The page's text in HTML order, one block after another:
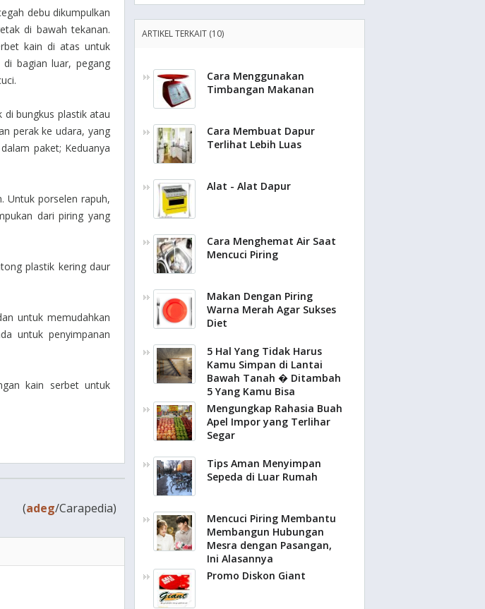
debu dikumpulkan
di bawah tekanan.
kain di atas untuk
bagian luar, pegang
di bungkus plastik atau
perak ke udara, yang
paket; Keduanya
Untuk porselen rapuh,
dari piring yang
plastik kering daur
untuk memudahkan
untuk penyimpanan
kain serbet untuk
(adeg/Carapedia)
ARTIKEL TERKAIT (10)
Cara Menggunakan
Timbangan Makanan
Cara Membuat Dapur
Terlihat Lebih Luas
Alat - Alat Dapur
Cara Menghemat Air Saat
Mencuci Piring
Makan Dengan Piring
Warna Merah Agar Sukses
Diet
5 Hal Yang Tidak Harus
Kamu Simpan di Lantai
Bawah Tanah � Ditambah
5 Yang Kamu Bisa
Mengungkap Rahasia Buah
Apel Impor yang Terlihar
Segar
Tips Aman Menyimpan
Sepeda di Luar Rumah
Mencuci Piring Membantu
Membangun Hubungan
Mesra dengan Pasangan,
Ini Alasannya
Promo Diskon Giant